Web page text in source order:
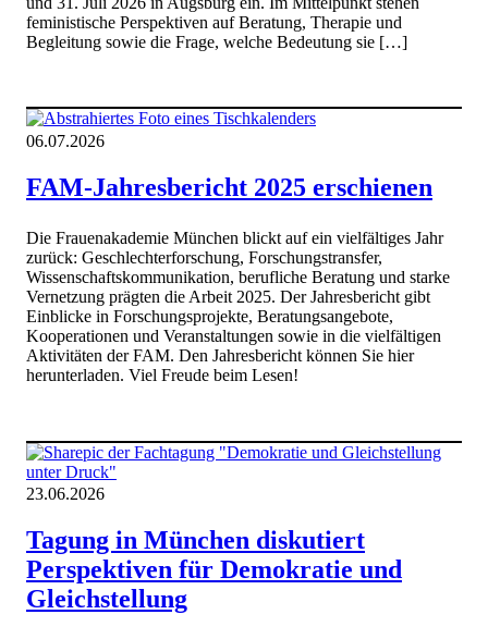
feministische Perspektiven auf Beratung, Therapie und
Begleitung sowie die Frage, welche Bedeutung sie […]
06.07.2026
FAM-Jahresbericht 2025 erschienen
Die Frauenakademie München blickt auf ein vielfältiges Jahr
zurück: Geschlechterforschung, Forschungstransfer,
Wissenschaftskommunikation, berufliche Beratung und starke
Vernetzung prägten die Arbeit 2025. Der Jahresbericht gibt
Einblicke in Forschungsprojekte, Beratungsangebote,
Kooperationen und Veranstaltungen sowie in die vielfältigen
Aktivitäten der FAM. Den Jahresbericht können Sie hier
herunterladen. Viel Freude beim Lesen!
23.06.2026
Tagung in München diskutiert
Perspektiven für Demokratie und
Gleichstellung